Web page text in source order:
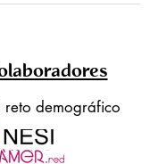
reto demográfico